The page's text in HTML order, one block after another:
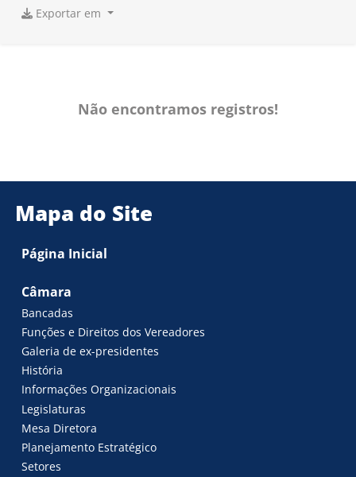
Exportar em
Não encontramos registros!
Mapa do Site
Página Inicial
Câmara
Bancadas
Funções e Direitos dos Vereadores
Galeria de ex-presidentes
História
Informações Organizacionais
Legislaturas
Mesa Diretora
Planejamento Estratégico
Setores